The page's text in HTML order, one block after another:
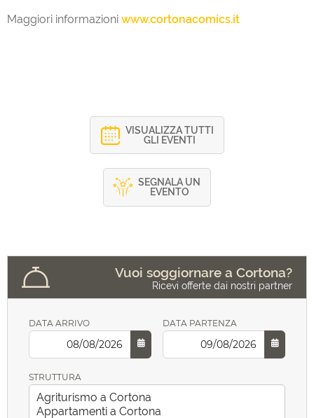
Maggiori informazioni www.cortonacomics.it
VISUALIZZA TUTTI
GLI EVENTI
SEGNALA UN
EVENTO
Vuoi soggiornare a Cortona?
Ricevi offerte dai nostri partner
DATA ARRIVO DATA PARTENZA
STRUTTURA